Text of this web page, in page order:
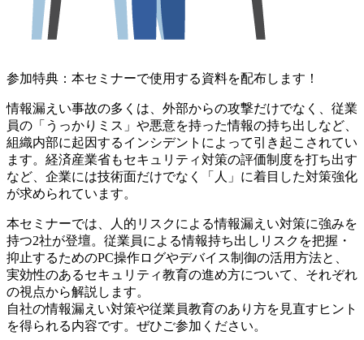
参加特典：本セミナーで使用する資料を配布します！
情報漏えい事故の多くは、外部からの攻撃だけでなく、従業
員の「うっかりミス」や悪意を持った情報の持ち出しなど、
組織内部に起因するインシデントによって引き起こされてい
ます。経済産業省もセキュリティ対策の評価制度を打ち出す
など、企業には技術面だけでなく「人」に着目した対策強化
が求められています。
本セミナーでは、
人的リスクによる情報漏えい対策に強みを
持つ2社が登壇。従業員による情報持ち出しリスクを把握・
抑止するためのPC操作ログやデバイス制御の活用方法と、
実効性のあるセキュリティ教育の進め方について、それぞれ
の視点から解説します。
自社の情報漏えい対策や従業員教育のあり方を見直すヒント
を得られる内容です。ぜひご参加ください。